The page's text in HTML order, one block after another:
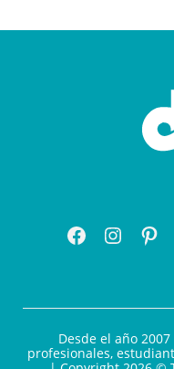
Desde el año
profesionales,